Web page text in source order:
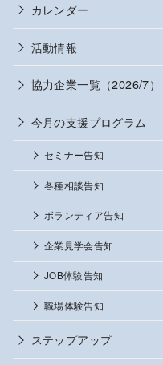
カレンダー
活動情報
協力企業一覧（2026/7）
今月の支援プログラム
セミナー告知
各種相談告知
ボランティア告知
企業見学会告知
JOB体験告知
職場体験告知
ステップアップ